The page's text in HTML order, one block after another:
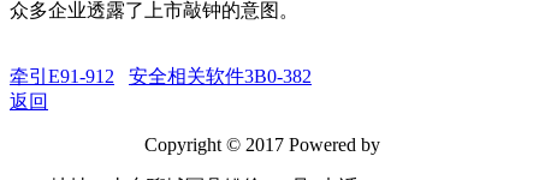
众多企业透露了上市敲钟的意图。
牵引E91-912
安全相关软件3B0-382
返回
Copyright © 2017 Powered by